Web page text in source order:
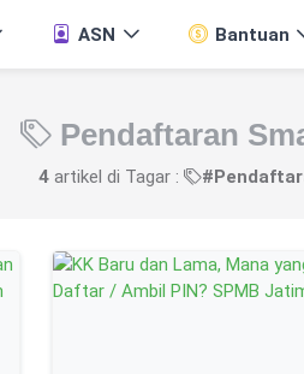
ASN Bantuan
Pendaftaran
4 artikel di Tagar :